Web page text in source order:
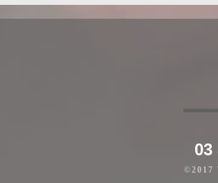
nettoyage et démoussage de
et démoussage de toiture sont des
Artois. Détenant une parfaite maîtrise des
sur toutes formes de toiture et sur
03
©2017